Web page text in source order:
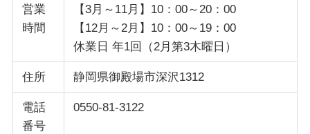
営業
時間
【3月～11月】10：00～20：00
【12月～2月】10：00～19：00
休業日 年1回（2月第3木曜日）
住所 静岡県御殿場市深沢1312
電話
番号
0550-81-3122